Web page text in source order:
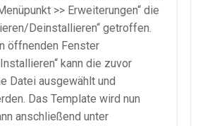
>> Erweiterungen“ die
Deinstallieren“ getroffen.
öffnenden Fenster
kann die zuvor
Datei ausgewählt und
Das Template wird nun
anschließend unter